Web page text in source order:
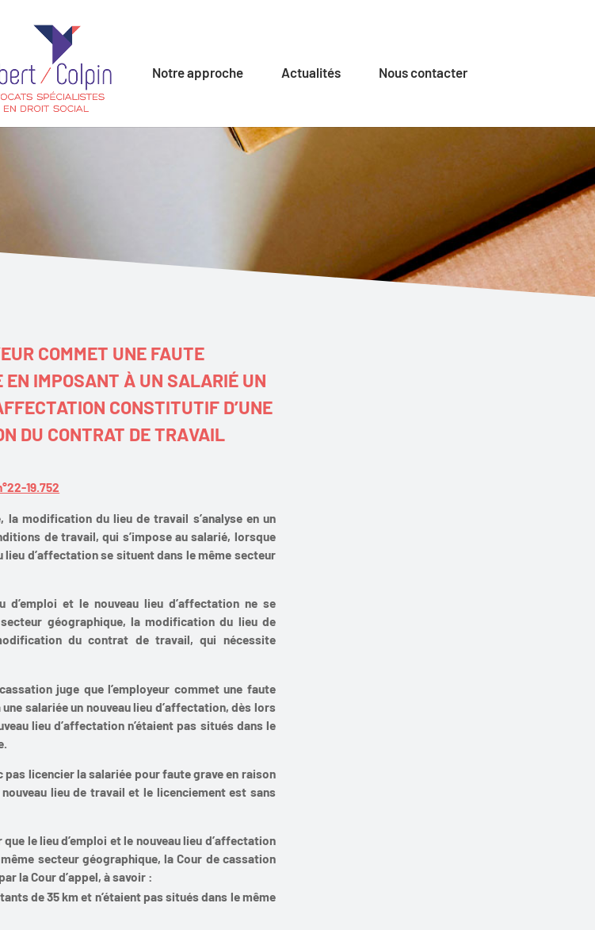
Notre approche Actualités Nous contacter
COMMET UNE FAUTE
EN IMPOSANT À UN SALARIÉ UN
CONSTITUTIF D’UNE
DU CONTRAT DE TRAVAIL
19.752
la modification du lieu de travail s’analyse en un
de travail, qui s’impose au salarié, lorsque
lieu d’affectation se situent dans le même secteur
d’emploi et le nouveau lieu d’affectation ne se
géographique, la modification du lieu de
du contrat de travail, qui nécessite
juge que l’employeur commet une faute
salariée un nouveau lieu d’affectation, dès lors
lieu d’affectation n’étaient pas situés dans le
pas licencier la salariée pour faute grave en raison
lieu de travail et le licenciement est sans
le lieu d’emploi et le nouveau lieu d’affectation
secteur géographique, la Cour de cassation
la Cour d’appel, à savoir :
de 35 km et n’étaient pas situés dans le même